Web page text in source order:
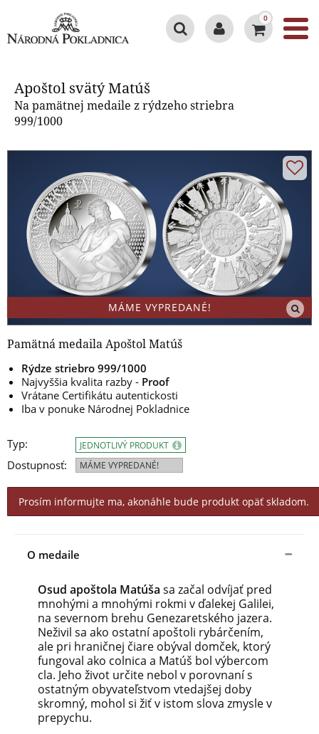
0
Apoštol svätý Matúš
Na pamätnej medaile z rýdzeho striebra
999/1000
MÁME VYPREDANÉ!
Pamätná medaila Apoštol Matúš
Rýdze striebro 999/1000
Najvyššia kvalita razby - Proof
Vrátane Certifikátu autentickosti
Iba v ponuke Národnej Pokladnice
Typ:
Dostupnosť:
JEDNOTLIVÝ PRODUKT
MÁME VYPREDANÉ!
Prosím informujte ma, akonáhle bude produkt opäť skladom.
O medaile
Osud apoštola Matúša sa začal odvíjať pred
mnohými a mnohými rokmi v ďalekej Galilei,
na severnom brehu Genezaretského jazera.
Neživil sa ako ostatní apoštoli rybárčením,
ale pri hraničnej čiare obýval domček, ktorý
fungoval ako colnica a Matúš bol výbercom
cla. Jeho život určite nebol v porovnaní s
ostatným obyvateľstvom vtedajšej doby
skromný, mohol si žiť v istom slova zmysle v
prepychu.
Apoštol svätý Matúš